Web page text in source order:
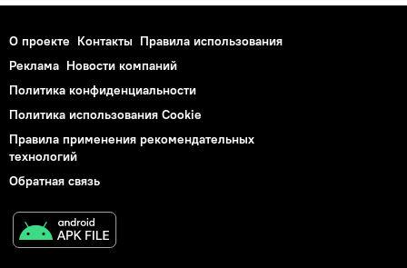
О проекте Контакты Правила использования
Реклама Новости компаний
Политика конфиденциальности
Политика использования Cookie
Правила применения рекомендательных
технологий
Обратная связь